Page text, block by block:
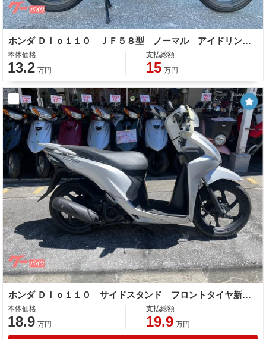
ホンダ Ｄｉｏ１１０ ＪＦ５８型 ノーマル アイドリングストップ 整備 保証 自賠責保険
本体価格
13.2 万円
支払総額
15 万円
ホンダ Ｄｉｏ１１０ サイドスタンド フロントタイヤ新品 リヤタイヤ新品
本体価格
18.9 万円
支払総額
19.9 万円